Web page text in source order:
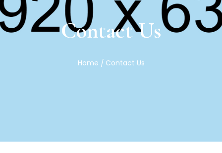
Contact Us
Home Contact Us